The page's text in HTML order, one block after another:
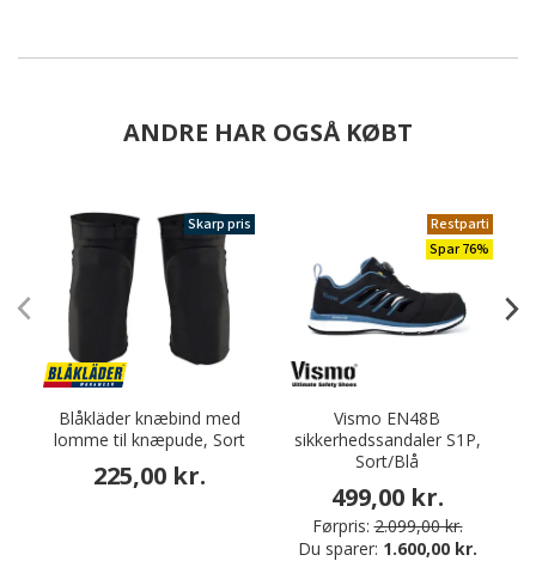
ANDRE HAR OGSÅ KØBT
Skarp pris
Blåkläder knæbind med
lomme til knæpude, Sort
225,00 kr.
Restparti
Spar 76%
Vismo EN48B
sikkerhedssandaler S1P,
Sort/Blå
499,00 kr.
Førpris: 2.099,00 kr.
Du sparer: 1.600,00 kr.